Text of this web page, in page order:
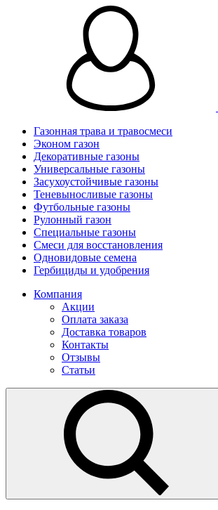
Газонная трава и травосмеси
Эконом газон
Декоративные газоны
Универсальные газоны
Засухоустойчивые газоны
Теневыносливые газоны
Футбольные газоны
Рулонный газон
Специальные газоны
Смеси для восстановления
Одновидовые семена
Гербициды и удобрения
Компания
Акции
Оплата заказа
Доставка товаров
Контакты
Отзывы
Статьи